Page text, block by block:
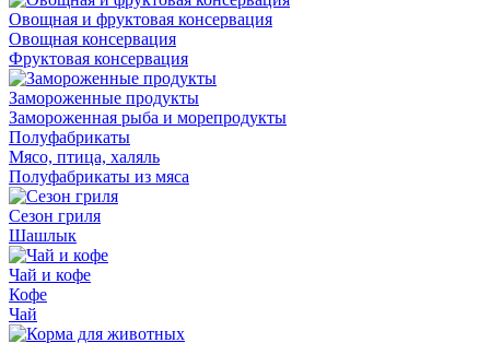
Овощная и фруктовая консервация
Овощная консервация
Фруктовая консервация
Замороженные продукты
Замороженная рыба и морепродукты
Полуфабрикаты
Мясо, птица, халяль
Полуфабрикаты из мяса
Сезон гриля
Шашлык
Чай и кофе
Кофе
Чай